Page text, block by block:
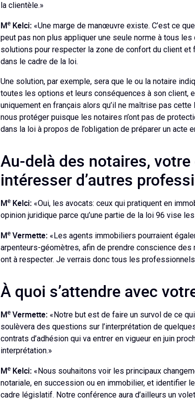
la clientèle.»
Me Kelci: «Une marge de manœuvre existe. C’est ce
peut pas non plus appliquer une seule norme à tous
solutions pour respecter la zone de confort du client
dans le cadre de la loi.
Une solution, par exemple, sera que le ou la notaire
toutes les options et leurs conséquences à son client,
uniquement en français alors qu’il ne maîtrise pas
nous protéger puisque les notaires n’ont pas de
dans la loi à propos de l’obligation de préparer un acte
Au-delà des notaires,
intéresser d’autres
Me Kelci: «Oui, les avocats: ceux qui pratiquent en
opinion juridique parce qu’une partie de la loi 96 vise
Me Vermette: «Les agents immobiliers pourraient
arpenteurs-géomètres, afin de prendre conscience des
ont à respecter. Je verrais donc tous les
À quoi s’attendre avec
Me Vermette: «Notre but est de faire un survol de ce
soulèvera des questions sur l’interprétation de
contrats d’adhésion qui va entrer en vigueur en juin
interprétation.»
Me Kelci: «Nous souhaitons voir les principaux
notariale, en succession ou en immobilier, et identifier
cadre législatif. Notre conférence aura d’ailleurs un